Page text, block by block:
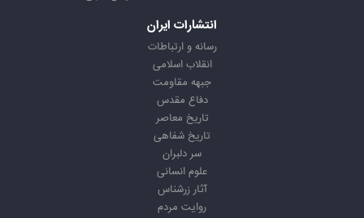
انتشارات ایران
رسانه و ارتباطات
انقلاب اسلامی
جبهه مقاومت
دفاع مقدس
تاریخ معاصر
تاریخ شفاهی
سر دلبران
علوم انسانی
آثار زرشناس
روایت مردم